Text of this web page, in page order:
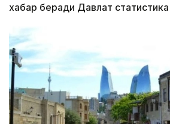
хабар беради Давлат статистика